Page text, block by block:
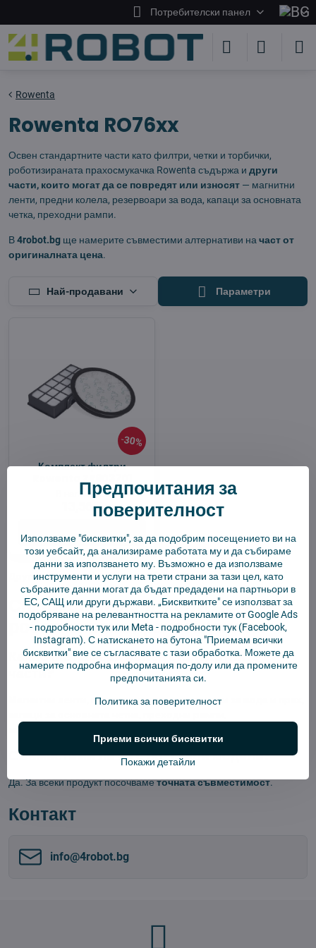
Потребителски панел
Rowenta
Rowenta RO76xx
Освен стандартните части като филтри, четки и торбички,
роботизираната прахосмукачка Rowenta съдържа и други
части, които могат да се повредят или износят — магнитни
ленти, предни колела, резервоари за вода, капаци за основната
четка, преходни рампи.
В4robot.bg ще намерите съвместими алтернативи на част от
оригиналната цена.
Най-продавани Параметри
30%
Комплект филтри
В наличност
13,56 €
Добави в количката
Други части за Rowenta✓ Магнитни ленти, колела.
Специализирани части за
роботизирана прахосмукачка
Какво ще намеря освен стандартните
части?
предни колела,резервоари за вода и прах
многофункционални почистващи инструменти
Съвместими ли са с по-стари модели?
Да. За всеки продукт посочваметочната съвместимост.
Контакт
info​@4robot​.bg
Предпочитания за
поверителност
Използваме "бисквитки", за да подобрим посещението ви на
този уебсайт, да анализираме работата му и да събираме
данни за използването му. Възможно е да използваме
инструменти и услуги на трети страни за тази цел, като
събраните данни могат да бъдат предадени на партньори в
ЕС, САЩ или други държави. „Бисквитките" се използват за
подобряване на релевантността на рекламите от Google Ads
- подробности тукили Meta - подробности тук(Facebook,
Instagram). С натискането на бутона "Приемам всички
бисквитки" вие се съгласявате с тази обработка. Можете да
намерите подробна информация по-долу или да промените
предпочитанията си.
Политика за поверителност
Покажи детайли
Приеми всички бисквитки